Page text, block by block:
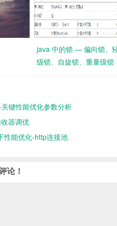
java 中的锁 — 偏向锁、
级锁、自旋锁、重量级锁
键性能优化参数分析
器调优
性能优化-http连接池
论！